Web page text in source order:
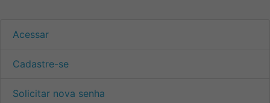
Acessar
Cadastre-se
Solicitar nova senha